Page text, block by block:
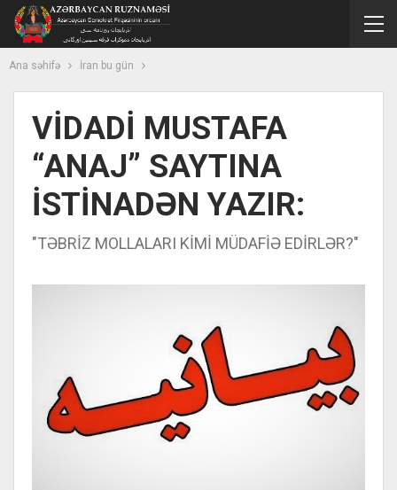
Ana səhifə İran bu gün
VİDADİ MUSTAFA
“ANAJ” SAYTINA
İSTİNADƏN YAZIR:
"TƏBRİZ MOLLALARI KİMİ MÜDAFİƏ EDİRLƏR?"